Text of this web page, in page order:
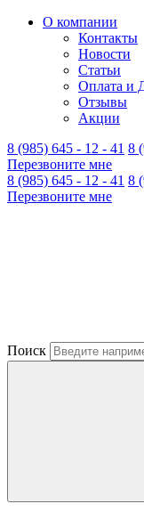
О компании
Контакты
Новости
Статьи
Оплата и
Отзывы
Акции
8 (985) 645 - 12 - 41 8
Перезвоните мне
8 (985) 645 - 12 - 41 8
Перезвоните мне
Поиск